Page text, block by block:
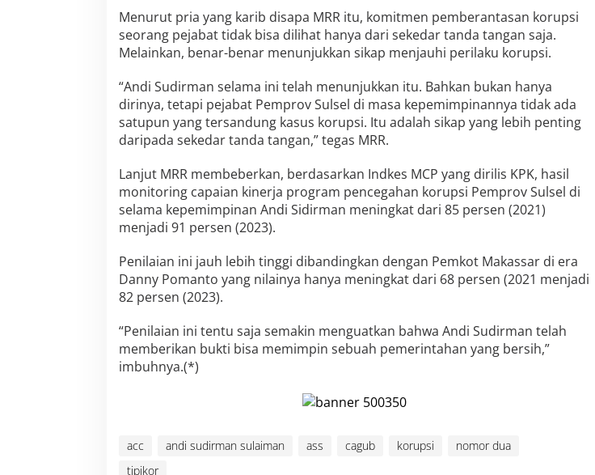
u
t
i
n
d
i
S
u
r
m
a
u
l
a
a
n
Menurut pria yang karib disapa MRR itu, komitmen pemberantasan korupsi
seorang pejabat tidak bisa dilihat hanya dari sekedar tanda tangan saja.
Melainkan, benar-benar menunjukkan sikap menjauhi perilaku korupsi.
“Andi Sudirman selama ini telah menunjukkan itu. Bahkan bukan hanya
dirinya, tetapi pejabat Pemprov Sulsel di masa kepemimpinannya tidak ada
satupun yang tersandung kasus korupsi. Itu adalah sikap yang lebih penting
daripada sekedar tanda tangan,” tegas MRR.
Lanjut MRR membeberkan, berdasarkan Indkes MCP yang dirilis KPK, hasil
monitoring capaian kinerja program pencegahan korupsi Pemprov Sulsel di
selama kepemimpinan Andi Sidirman meningkat dari 85 persen (2021)
menjadi 91 persen (2023).
Penilaian ini jauh lebih tinggi dibandingkan dengan Pemkot Makassar di era
Danny Pomanto yang nilainya hanya meningkat dari 68 persen (2021 menjadi
82 persen (2023).
“Penilaian ini tentu saja semakin menguatkan bahwa Andi Sudirman telah
memberikan bukti bisa memimpin sebuah pemerintahan yang bersih,”
imbuhnya.(*)
acc andi sudirman sulaiman ass cagub korupsi
nomor dua
tipikor